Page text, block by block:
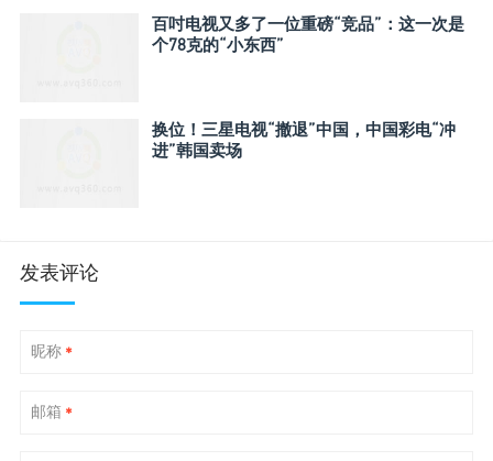
百吋电视又多了一位重磅“竞品”：这一次是
个78克的“小东西”
换位！三星电视“撤退”中国，中国彩电“冲
进”韩国卖场
发表评论
昵称 *
邮箱 *